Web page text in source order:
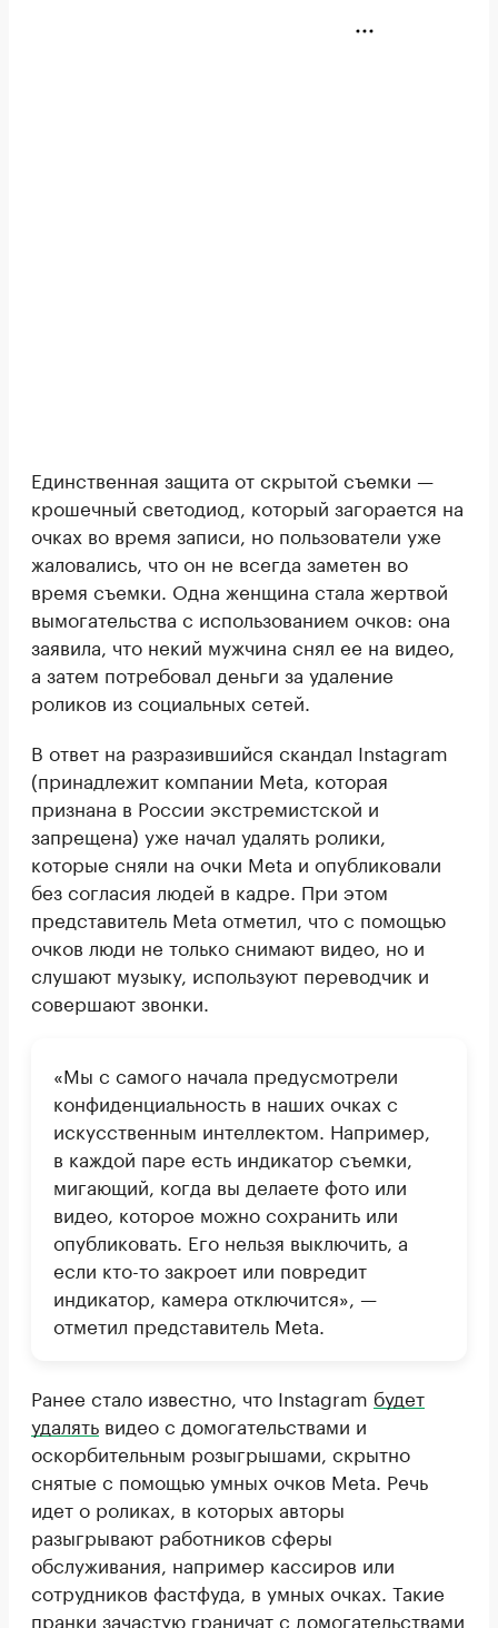
Единственная защита от скрытой съемки —
крошечный светодиод, который загорается на
очках во время записи, но пользователи уже
жаловались, что он не всегда заметен во
время съемки. Одна женщина стала жертвой
вымогательства с использованием очков: она
заявила, что некий мужчина снял ее на видео,
а затем потребовал деньги за удаление
роликов из социальных сетей.
В ответ на разразившийся скандал Instagram
(принадлежит компании Meta, которая
признана в России экстремистской и
запрещена) уже начал удалять ролики,
которые сняли на очки Meta и опубликовали
без согласия людей в кадре. При этом
представитель Meta отметил, что с помощью
очков люди не только снимают видео, но и
слушают музыку, используют переводчик и
совершают звонки.
«Мы с самого начала предусмотрели
конфиденциальность в наших очках с
искусственным интеллектом. Например,
в каждой паре есть индикатор съемки,
мигающий, когда вы делаете фото или
видео, которое можно сохранить или
опубликовать. Его нельзя выключить, а
если кто-то закроет или повредит
индикатор, камера отключится», —
отметил представитель Meta.
Ранее стало известно, что Instagram будет
удалять видео с домогательствами и
оскорбительным розыгрышами, скрытно
снятые с помощью умных очков Meta. Речь
идет о роликах, в которых авторы
разыгрывают работников сферы
обслуживания, например кассиров или
сотрудников фастфуда, в умных очках. Такие
пранки зачастую граничат с домогательствами